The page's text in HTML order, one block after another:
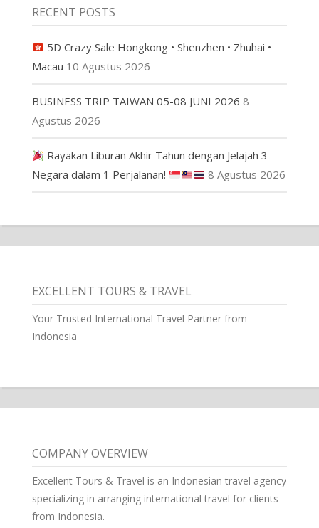
RECENT POSTS
5D Crazy Sale Hongkong • Shenzhen • Zhuhai •
Macau 10 Agustus 2026
BUSINESS TRIP TAIWAN 05-08 JUNI 2026 8
Agustus 2026
Rayakan Liburan Akhir Tahun dengan Jelajah 3
Negara dalam 1 Perjalanan!
8 Agustus 2026
EXCELLENT TOURS & TRAVEL
Your Trusted International Travel Partner from
Indonesia
COMPANY OVERVIEW
Excellent Tours & Travel is an Indonesian travel agency
specializing in arranging international travel for clients
from Indonesia.